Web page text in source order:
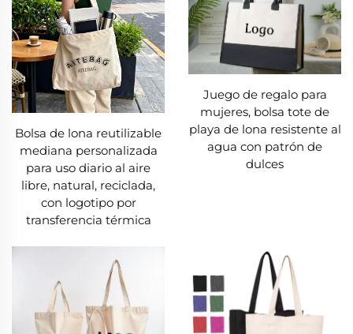
Bolsa de lona reutilizable
mediana personalizada
para uso diario al aire
libre, natural, reciclada,
con logotipo por
transferencia térmica
Juego de regalo para
mujeres, bolsa tote de
playa de lona resistente al
agua con patrón de
dulces